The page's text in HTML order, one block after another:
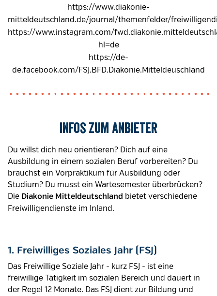
https://www.diakonie-
mitteldeutschland.de/journal/themenfelder/
https://www.instagram.com/
hl=de
https://de-
de.facebook.com/FSJ.BFD.Diakonie.Mitteldeuschland
Infos zum Anbieter
Du willst dich neu orientieren? Dich auf eine
Ausbildung in einem sozialen Beruf vorbereiten? Du
brauchst ein Vorpraktikum für Ausbildung oder
Studium? Du musst ein Wartesemester überbrücken?
Die Diakonie Mitteldeutschland bietet verschiedene
Freiwilligendienste im Inland.
1. Freiwilliges Soziales Jahr (FSJ)
Das Freiwillige Soziale Jahr - kurz FSJ - ist eine
freiwillige Tätigkeit im sozialen Bereich und dauert in
der Regel 12 Monate. Das FSJ dient zur Bildung und